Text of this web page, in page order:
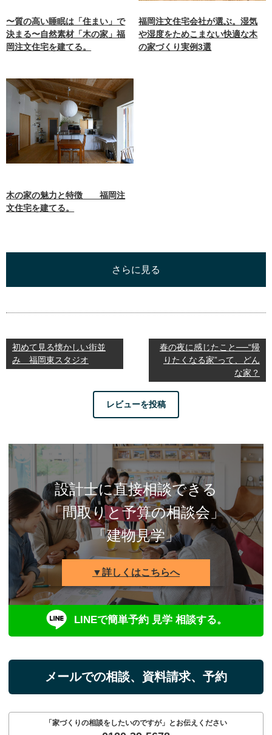
〜質の高い睡眠は「住まい」で
決まる〜自然素材「木の家」福
岡注文住宅を建てる。
福岡注文住宅会社が選ぶ。湿気
や湿度をためこまない快適な木
の家づくり実例3選
木の家の魅力と特徴 福岡注
文住宅を建てる。
さらに見る
初めて見る懐かしい街並
み 福岡東スタジオ
春の夜に感じたこと──“帰
りたくなる家”って、どん
な家？
レビューを投稿
設計士に直接相談できる
「間取りと予算の相談会」
「建物見学」
▼詳しくはこちらへ
LINEで簡単予約 見学 相談する。
メールでの相談、資料請求、予約
「家づくりの相談をしたいのですが」とお伝えください